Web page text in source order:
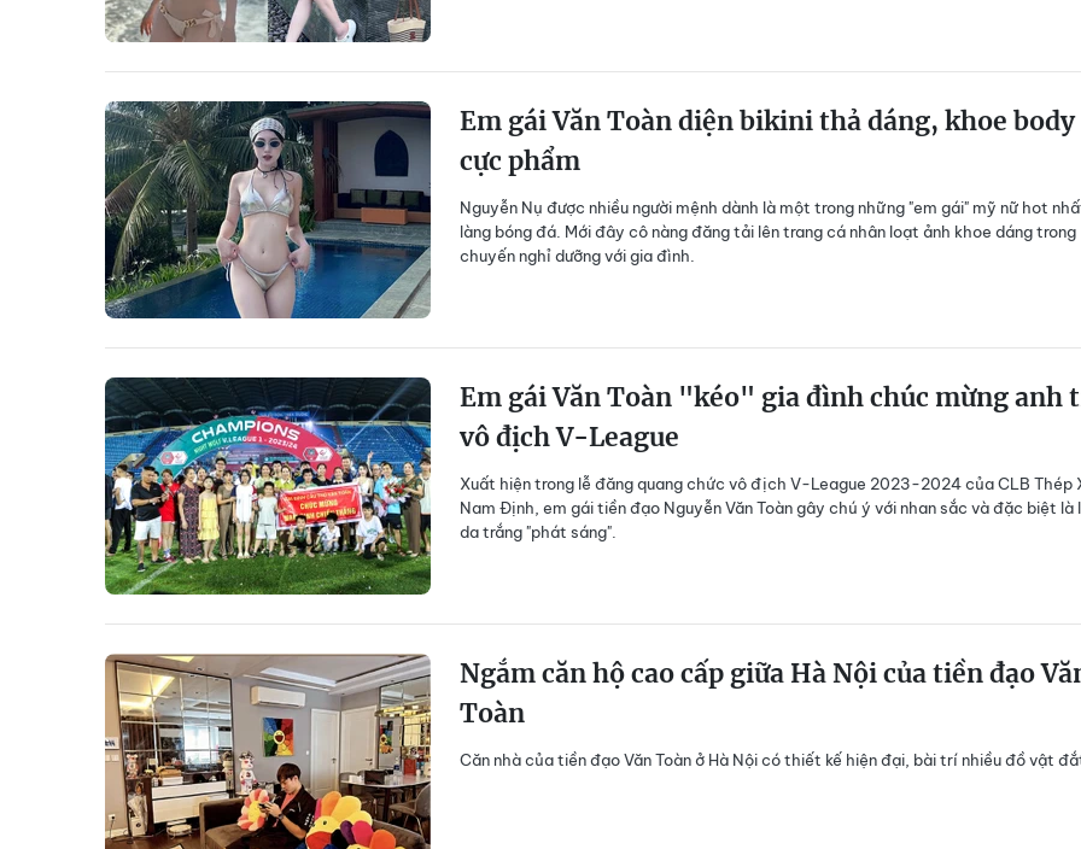
Em gái Văn Toàn diện bikini thả dáng, khoe body
cực phẩm
Nguyễn Nụ được nhiều người mệnh dành là một trong những "em gái" mỹ nữ hot
làng bóng đá. Mới đây cô nàng đăng tải lên trang cá nhân loạt ảnh khoe dáng trong
chuyến nghỉ dưỡng với gia đình.
Em gái Văn Toàn "kéo" gia đình chúc mừng anh
vô địch V-League
Xuất hiện trong lễ đăng quang chức vô địch V-League 2023-2024 của CLB Thép
Nam Định, em gái tiền đạo Nguyễn Văn Toàn gây chú ý với nhan sắc và đặc biệt là
da trắng "phát sáng".
Ngắm căn hộ cao cấp giữa Hà Nội của tiền đạo
Toàn
Căn nhà của tiền đạo Văn Toàn ở Hà Nội có thiết kế hiện đại, bài trí nhiều đồ vật